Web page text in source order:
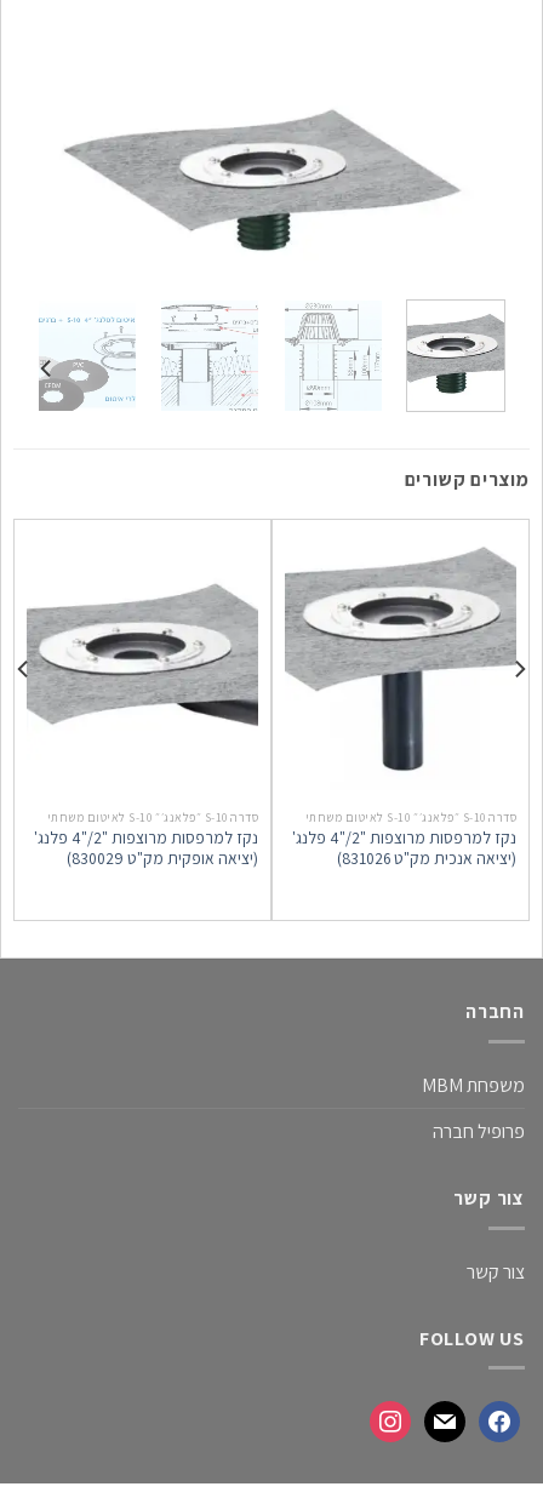
מוצרים קשורים
סדרה S-10 ״פלאנג׳״ S-10 לאיטום משחתי
נקז למרפסות מרוצפות "2/"4 פלנג'
(יציאה אנכית מק"ט 831026)
סדרה S-10 ״פלאנג׳״ S-10 לאיטום משחתי
נקז למרפסות מרוצפות "2/"4 פלנג'
(יציאה אופקית מק"ט 830029)
החברה
משפחת MBM
פרופיל חברה
צור קשר
צור קשר
FOLLOW US